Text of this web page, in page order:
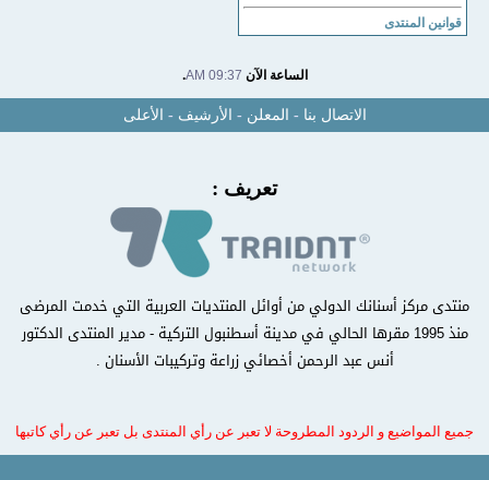
قوانين المنتدى
الساعة الآن09:37 AM
.
الاتصال بنا-المعلن-الأرشيف -الأعلى
تعريف :
منتدى مركز أسنانك الدولي من أوائل المنتديات العربية التي خدمت المرضى
منذ 1995 مقرها الحالي في مدينة أسطنبول التركية - مدير المنتدى الدكتور
أنس عبد الرحمن أخصائي زراعة وتركيبات الأسنان .
جميع المواضيع و الردود المطروحة لا تعبر عن رأي المنتدى بل تعبر عن رأي كاتبها